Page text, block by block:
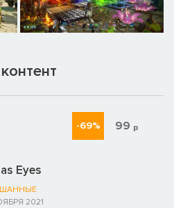
Eyes
2021
-69% 99 р